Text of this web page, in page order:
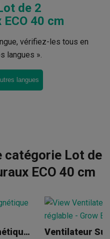
de 2
40 cm
vérifiez-les tous en
langues ».
langues
catégorie Lot de
ECO 40 cm
Ventilateur À Pince Magnétique Profan 5 W Ventilateur